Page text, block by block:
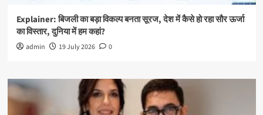
Explainer: बिजली का बड़ा विकल्प बनता सूरज, देश में कैसे हो रहा सौर ऊर्जा
का विस्तार, दुनिया में हम कहां?
admin 19 July 2026 0